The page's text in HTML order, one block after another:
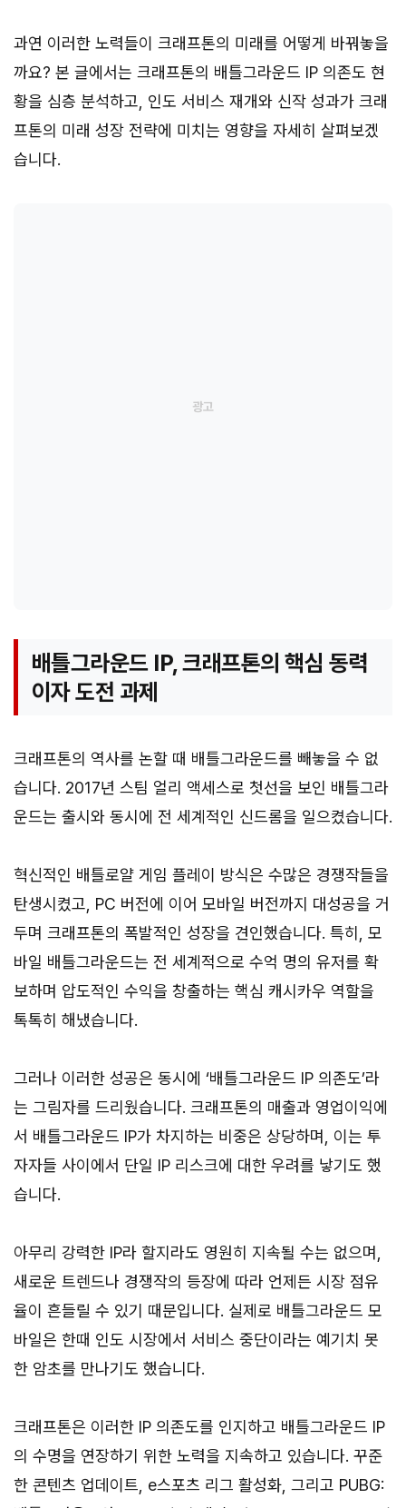
과연 이러한 노력들이 크래프톤의 미래를 어떻게 바꿔놓을
까요? 본 글에서는 크래프톤의 배틀그라운드 IP 의존도 현
황을 심층 분석하고, 인도 서비스 재개와 신작 성과가 크래
프톤의 미래 성장 전략에 미치는 영향을 자세히 살펴보겠
습니다.
배틀그라운드 IP, 크래프톤의 핵심 동력
이자 도전 과제
크래프톤의 역사를 논할 때 배틀그라운드를 빼놓을 수 없
습니다. 2017년 스팀 얼리 액세스로 첫선을 보인 배틀그라
운드는 출시와 동시에 전 세계적인 신드롬을 일으켰습니다.
혁신적인 배틀로얄 게임 플레이 방식은 수많은 경쟁작들을
탄생시켰고, PC 버전에 이어 모바일 버전까지 대성공을 거
두며 크래프톤의 폭발적인 성장을 견인했습니다. 특히, 모
바일 배틀그라운드는 전 세계적으로 수억 명의 유저를 확
보하며 압도적인 수익을 창출하는 핵심 캐시카우 역할을
톡톡히 해냈습니다.
그러나 이러한 성공은 동시에 ‘배틀그라운드 IP 의존도’라
는 그림자를 드리웠습니다. 크래프톤의 매출과 영업이익에
서 배틀그라운드 IP가 차지하는 비중은 상당하며, 이는 투
자자들 사이에서 단일 IP 리스크에 대한 우려를 낳기도 했
습니다.
아무리 강력한 IP라 할지라도 영원히 지속될 수는 없으며,
새로운 트렌드나 경쟁작의 등장에 따라 언제든 시장 점유
율이 흔들릴 수 있기 때문입니다. 실제로 배틀그라운드 모
바일은 한때 인도 시장에서 서비스 중단이라는 예기치 못
한 암초를 만나기도 했습니다.
크래프톤은 이러한 IP 의존도를 인지하고 배틀그라운드 IP
의 수명을 연장하기 위한 노력을 지속하고 있습니다. 꾸준
한 콘텐츠 업데이트, e스포츠 리그 활성화, 그리고 PUBG: